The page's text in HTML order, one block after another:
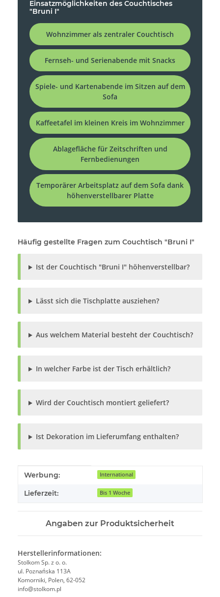
Einsatzmöglichkeiten des Couchtisches
"Bruni I"
Wohnzimmer als zentraler Couchtisch
Fernseh- und Serienabende mit Snacks
Spiele- und Kartenabende im Sitzen auf dem
Sofa
Kaffeetafel im kleinen Kreis im Wohnzimmer
Ablagefläche für Zeitschriften und
Fernbedienungen
Temporärer Arbeitsplatz auf dem Sofa dank
höhenverstellbarer Platte
Häufig gestellte Fragen zum Couchtisch "Bruni I"
Ist der Couchtisch "Bruni I" höhenverstellbar?
Lässt sich die Tischplatte ausziehen?
Aus welchem Material besteht der Couchtisch?
In welcher Farbe ist der Tisch erhältlich?
Wird der Couchtisch montiert geliefert?
Ist Dekoration im Lieferumfang enthalten?
Produkteigenschaft
Wert
Werbung: International
Lieferzeit: Bis 1 Woche
Angaben zur Produktsicherheit
Herstellerinformationen:
Stolkom Sp. z o. o.
ul. Poznańska 113A
Komorniki, Polen, 62-052
info@stolkom.pl